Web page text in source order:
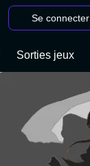
Se connecter
Sorties jeux